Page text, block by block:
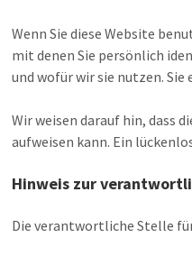
Wenn Sie diese Website
mit denen Sie persönlich
und wofür wir sie nutzen.
Wir weisen darauf hin, dass
aufweisen kann. Ein
Hinweis zur
Die verantwortliche Stelle